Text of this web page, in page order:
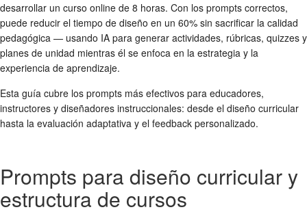
desarrollar un curso online de 8 horas. Con los prompts correctos,
puede reducir el tiempo de diseño en un 60% sin sacrificar la calidad
pedagógica — usando IA para generar actividades, rúbricas, quizzes y
planes de unidad mientras él se enfoca en la estrategia y la
experiencia de aprendizaje.
Esta guía cubre los prompts más efectivos para educadores,
instructores y diseñadores instruccionales: desde el diseño curricular
hasta la evaluación adaptativa y el feedback personalizado.
Prompts para diseño curricular y
estructura de cursos